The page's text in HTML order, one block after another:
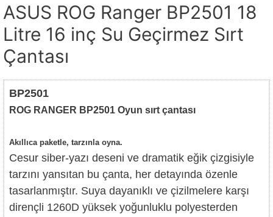
ASUS ROG Ranger BP2501 18
Litre 16 inç Su Geçirmez Sırt
Çantası
BP2501
ROG RANGER BP2501 Oyun sırt çantası
Akıllıca paketle, tarzınla oyna.
Cesur siber-yazı deseni ve dramatik eğik çizgisiyle
tarzını yansıtan bu çanta, her detayında özenle
tasarlanmıştır. Suya dayanıklı ve çizilmelere karşı
dirençli 1260D yüksek yoğunluklu polyesterden